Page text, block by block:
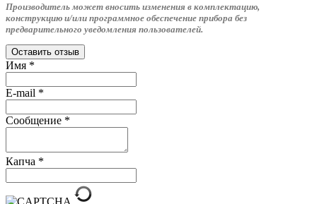
Производитель может вносить изменения в комплектацию,
конструкцию и/или программное обеспечение прибора без
предварительного уведомления пользователей.
Оставить отзыв
Имя *
E-mail *
Сообщение *
Капча *